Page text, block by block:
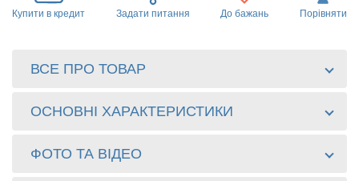
Купити в кредит Задати питання До бажань Порівняти
ВСЕ ПРО ТОВАР
ОСНОВНІ ХАРАКТЕРИСТИКИ
ФОТО ТА ВІДЕО